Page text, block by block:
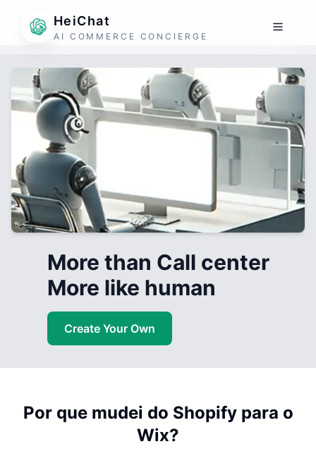
HeiChat
AI COMMERCE CONCIERGE
More than Call center
More like human
Create Your Own
Por que mudei do Shopify para o
Wix?